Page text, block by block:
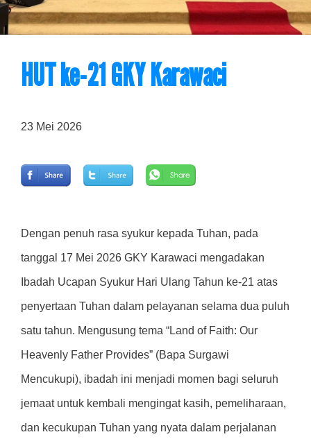
HUT ke-21 GKY Karawaci
23 Mei 2026
Dengan penuh rasa syukur kepada Tuhan, pada
tanggal 17 Mei 2026 GKY Karawaci mengadakan
Ibadah Ucapan Syukur Hari Ulang Tahun ke-21 atas
penyertaan Tuhan dalam pelayanan selama dua puluh
satu tahun. Mengusung tema “Land of Faith: Our
Heavenly Father Provides” (Bapa Surgawi
Mencukupi), ibadah ini menjadi momen bagi seluruh
jemaat untuk kembali mengingat kasih, pemeliharaan,
dan kecukupan Tuhan yang nyata dalam perjalanan